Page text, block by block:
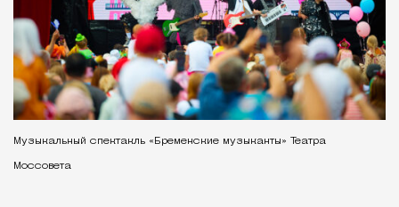
Музыкальный спектакль «Бременские музыканты» Театра
Моссовета